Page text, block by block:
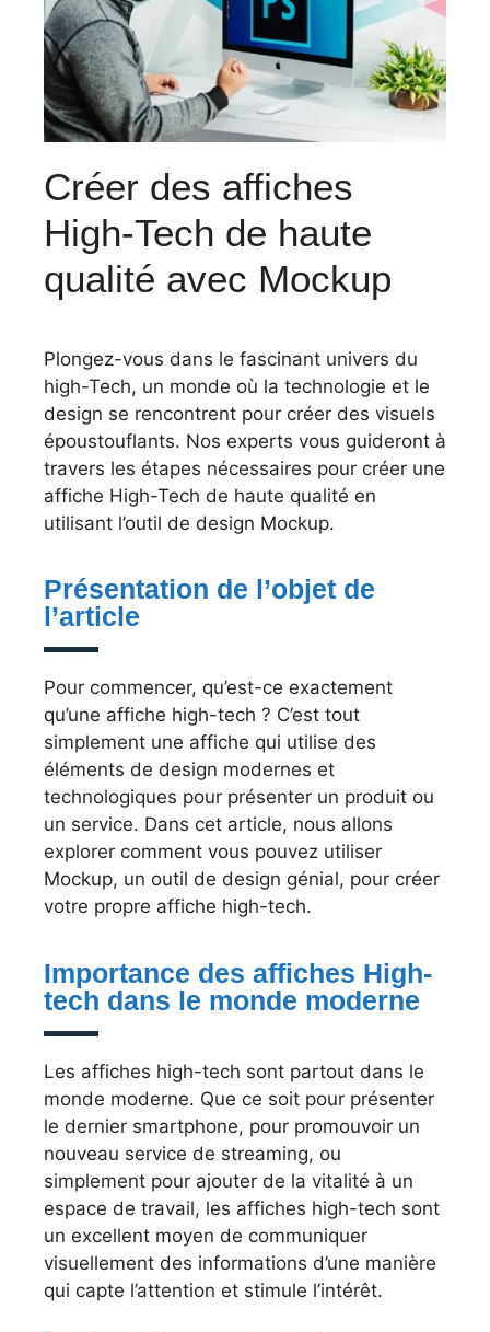
Créer des affiches
High-Tech de haute
qualité avec Mockup
Plongez-vous dans le fascinant univers du
high-Tech, un monde où la technologie et le
design se rencontrent pour créer des visuels
époustouflants. Nos experts vous guideront à
travers les étapes nécessaires pour créer une
affiche High-Tech de haute qualité en
utilisant l’outil de design Mockup.
Présentation de l’objet de
l’article
Pour commencer, qu’est-ce exactement
qu’une affiche high-tech ? C’est tout
simplement une affiche qui utilise des
éléments de design modernes et
technologiques pour présenter un produit ou
un service. Dans cet article, nous allons
explorer comment vous pouvez utiliser
Mockup, un outil de design génial, pour créer
votre propre affiche high-tech.
Importance des affiches High-
tech dans le monde moderne
Les affiches high-tech sont partout dans le
monde moderne. Que ce soit pour présenter
le dernier smartphone, pour promouvoir un
nouveau service de streaming, ou
simplement pour ajouter de la vitalité à un
espace de travail, les affiches high-tech sont
un excellent moyen de communiquer
visuellement des informations d’une manière
qui capte l’attention et stimule l’intérêt.